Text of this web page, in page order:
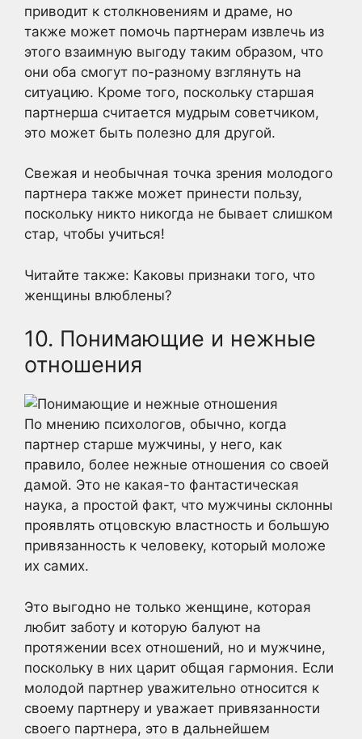
приводит к столкновениям и драме, но
также может помочь партнерам извлечь из
этого взаимную выгоду таким образом, что
они оба смогут по-разному взглянуть на
ситуацию. Кроме того, поскольку старшая
партнерша считается мудрым советчиком,
это может быть полезно для другой.
Свежая и необычная точка зрения молодого
партнера также может принести пользу,
поскольку никто никогда не бывает слишком
стар, чтобы учиться!
Читайте также: Каковы признаки того, что
женщины влюблены?
10. Понимающие и нежные
отношения
По мнению психологов, обычно, когда
партнер старше мужчины, у него, как
правило, более нежные отношения со своей
дамой. Это не какая-то фантастическая
наука, а простой факт, что мужчины склонны
проявлять отцовскую властность и большую
привязанность к человеку, который моложе
их самих.
Это выгодно не только женщине, которая
любит заботу и которую балуют на
протяжении всех отношений, но и мужчине,
поскольку в них царит общая гармония. Если
молодой партнер уважительно относится к
своему партнеру и уважает привязанности
своего партнера, это в дальнейшем